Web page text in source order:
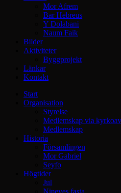
Mor Afrem
Bar Hebreus
Y Dolabani
Naum Faik
Bilder
Aktiviteter
Byggprojekt
Länkar
Kontakt
Start
Organisation
Styrelse
Medlemskap via
Medlemskap
Historia
Församlingen
Mor Gabriel
Seyfo
Högtider
Jul
Nineves fasta